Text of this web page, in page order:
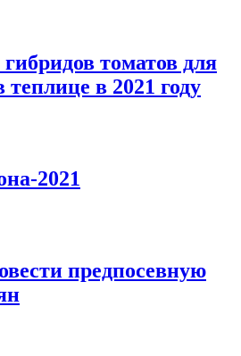
томатов для
в 2021 году
2021
предпосевную